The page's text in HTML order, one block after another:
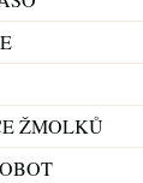
ŽMOLKŮ